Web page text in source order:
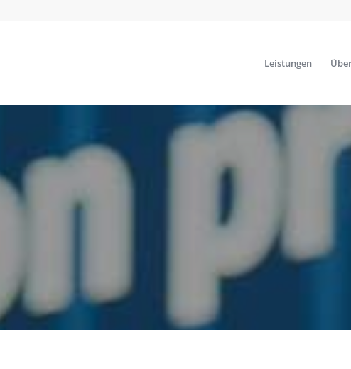
Leistungen